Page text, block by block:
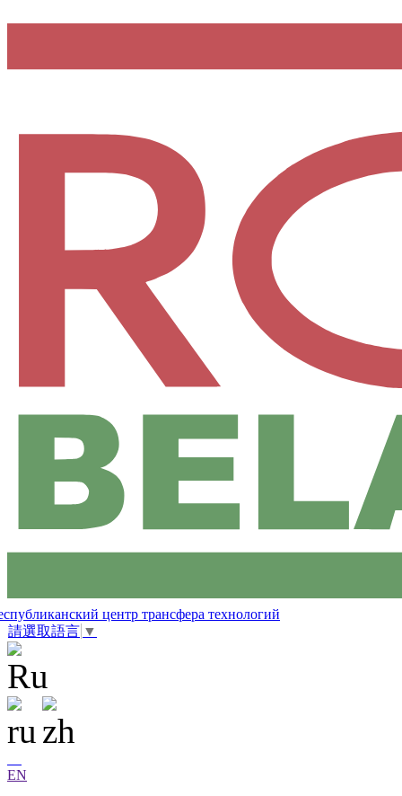
центр трансфера технологий
請選取語言 ▼
EN